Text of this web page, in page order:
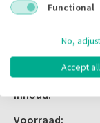
Code fabrikant:
Inhoud:
Voorraad:
Functional
No, adjust
Accept all